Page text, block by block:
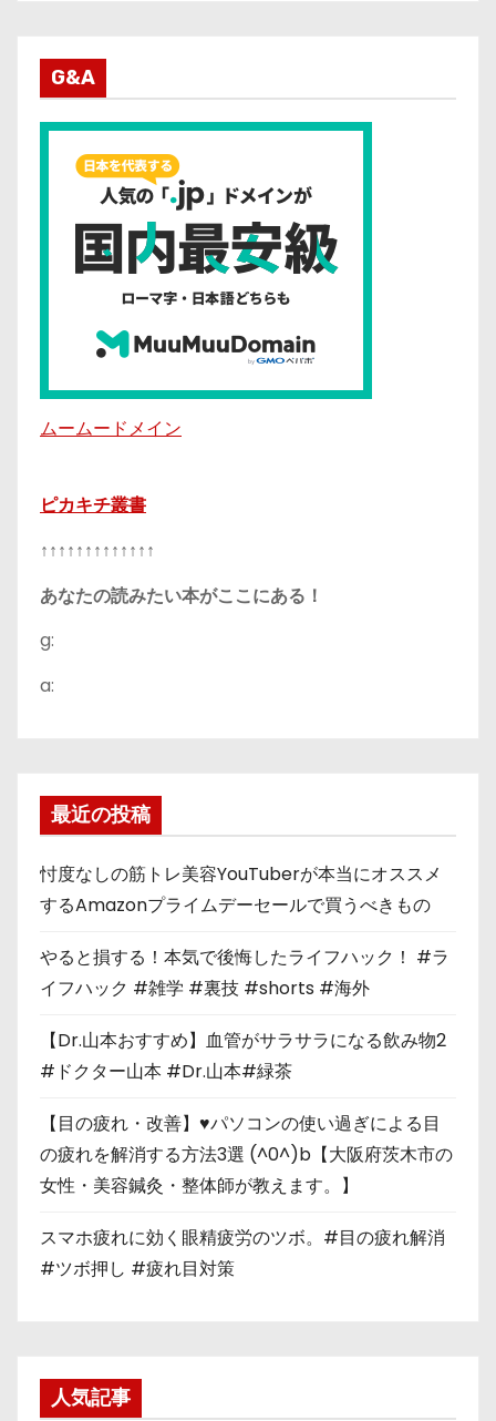
G&A
ムームードメイン
ピカキチ叢書
↑↑↑↑↑↑↑↑↑↑↑↑↑
あなたの読みたい本がここにある！
g:
a:
最近の投稿
忖度なしの筋トレ美容YouTuberが本当にオススメ
するAmazonプライムデーセールで買うべきもの
やると損する！本気で後悔したライフハック！ #ラ
イフハック #雑学 #裏技 #shorts #海外
【Dr.山本おすすめ】血管がサラサラになる飲み物2
#ドクター山本 #Dr.山本#緑茶
【目の疲れ・改善】♥パソコンの使い過ぎによる目
の疲れを解消する方法3選 (^0^)b【大阪府茨木市の
女性・美容鍼灸・整体師が教えます。】
スマホ疲れに効く眼精疲労のツボ。#目の疲れ解消
#ツボ押し #疲れ目対策
人気記事